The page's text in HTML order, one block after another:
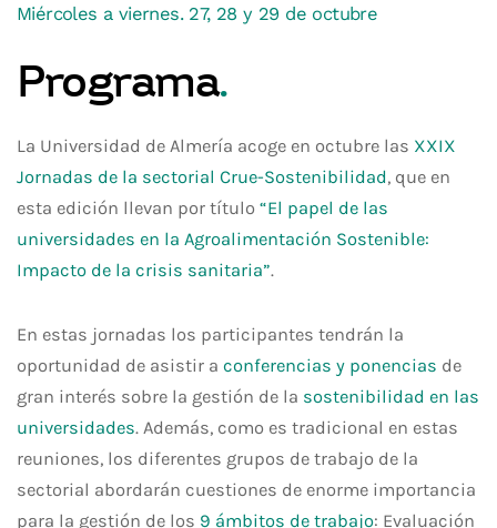
Miércoles a viernes. 27, 28 y 29 de octubre
Programa.
La Universidad de Almería acoge en octubre las XXIX
Jornadas de la sectorial Crue-Sostenibilidad, que en
esta edición llevan por título “El papel de las
universidades en la Agroalimentación Sostenible:
Impacto de la crisis sanitaria”.
En estas jornadas los participantes tendrán la
oportunidad de asistir a conferencias y ponencias de
gran interés sobre la gestión de la sostenibilidad en las
universidades. Además, como es tradicional en estas
reuniones, los diferentes grupos de trabajo de la
sectorial abordarán cuestiones de enorme importancia
para la gestión de los 9 ámbitos de trabajo: Evaluación